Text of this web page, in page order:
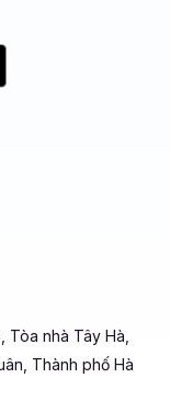
Tòa nhà Tây Hà,
Thành phố Hà